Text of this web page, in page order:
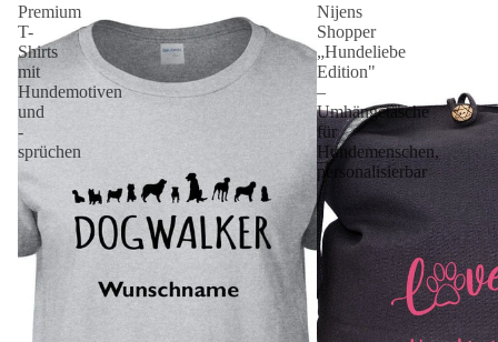
Premium
T-
Shirts
mit
Hundemotiven
und
-
sprüchen
Nijens
Shopper
„Hundeliebe
Edition"
–
Umhängetasche
für
Hundemenschen,
personalisierbar